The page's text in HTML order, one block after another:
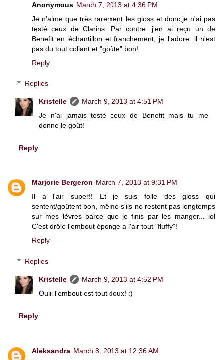
Anonymous March 7, 2013 at 4:36 PM
Je n'aime que très rarement les gloss et donc,je n'ai pas
testé ceux de Clarins. Par contre, j'en ai reçu un de
Benefit en échantillon et franchement, je l'adore: il n'est
pas du tout collant et "goûte" bon!
Reply
Replies
Kristelle
March 9, 2013 at 4:51 PM
Je n'ai jamais testé ceux de Benefit mais tu me
donne le goût!
Reply
Marjorie Bergeron March 7, 2013 at 9:31 PM
Il a l'air super!! Et je suis folle des gloss qui
sentent/goûtent bon, même s'ils ne restent pas longtemps
sur mes lèvres parce que je finis par les manger... lol
C'est drôle l'embout éponge a l'air tout "fluffy"!
Reply
Replies
Kristelle
March 9, 2013 at 4:52 PM
Ouiii l'embout est tout doux! :)
Reply
Aleksandra March 8, 2013 at 12:36 AM